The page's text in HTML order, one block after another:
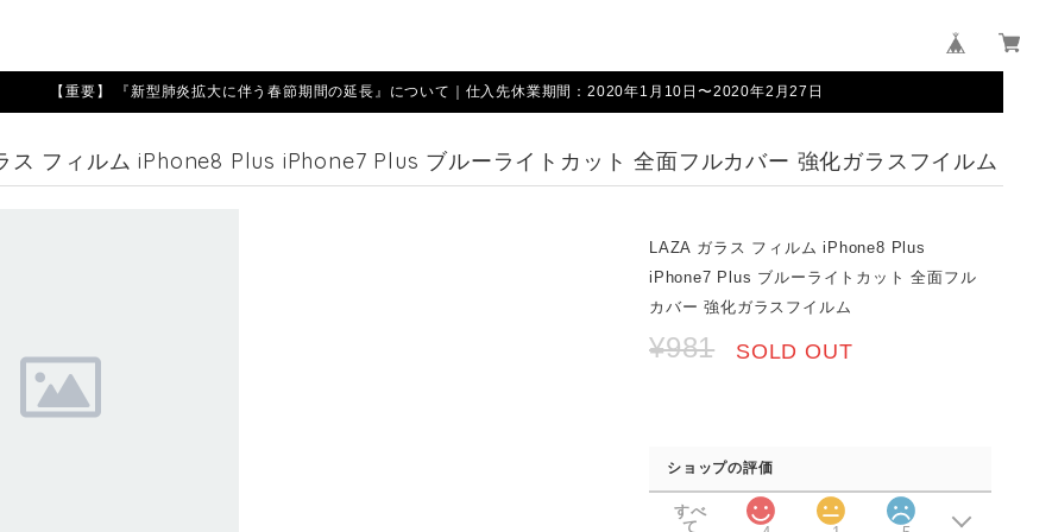
【重要】 『新型肺炎拡大に伴う春節期間の延長』について｜仕入先休業期間：2020年1月10日〜2020年2月27日
ス フィルム iPhone8 Plus iPhone7 Plus ブルーライトカット 全面フルカバー 強化ガラスフイルム
LAZA ガラス フィルム iPhone8 Plus
iPhone7 Plus ブルーライトカット 全面フル
カバー 強化ガラスフイルム
¥981 SOLD OUT
ショップの評価
すべ
て